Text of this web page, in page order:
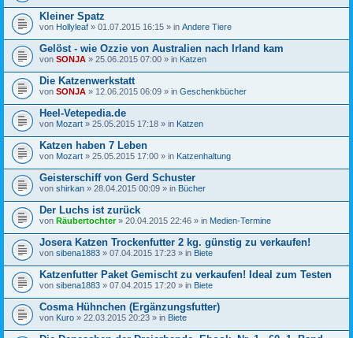
Kleiner Spatz
von Hollyleaf » 01.07.2015 16:15 » in Andere Tiere
Gelöst - wie Ozzie von Australien nach Irland kam
von SONJA » 25.06.2015 07:00 » in Katzen
Die Katzenwerkstatt
von SONJA » 12.06.2015 06:09 » in Geschenkbücher
Heel-Vetepedia.de
von Mozart » 25.05.2015 17:18 » in Katzen
Katzen haben 7 Leben
von Mozart » 25.05.2015 17:00 » in Katzenhaltung
Geisterschiff von Gerd Schuster
von shirkan » 28.04.2015 00:09 » in Bücher
Der Luchs ist zurück
von Räubertochter» 20.04.2015 22:46 » in Medien-Termine
Josera Katzen Trockenfutter 2 kg. günstig zu verkaufen!
von sibena1883 » 07.04.2015 17:23 » in Biete
Katzenfutter Paket Gemischt zu verkaufen! Ideal zum Testen
von sibena1883 » 07.04.2015 17:20 » in Biete
Cosma Hühnchen (Ergänzungsfutter)
von Kuro » 22.03.2015 20:23 » in Biete